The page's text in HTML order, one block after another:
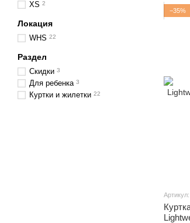
−35%
XS 2
Локация
WHS 22
Раздел
Скидки 3
Для ребенка 3
Куртки и жилетки 22